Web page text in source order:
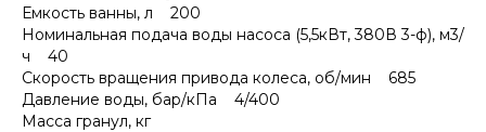
Емкость ванны, л 200
Номинальная подача воды насоса (5,5кВт, 380В 3-ф), м3/
ч 40
Скорость вращения привода колеса, об/мин 685
Давление воды, бар/кПа 4/400
Масса гранул, кг